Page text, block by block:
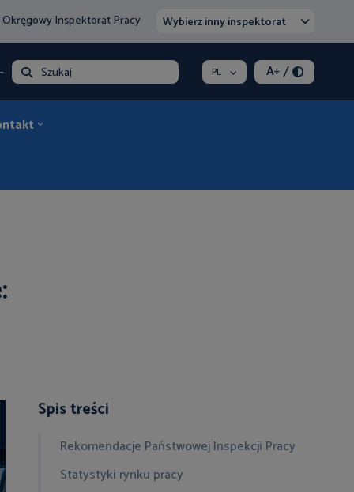
Inspektorat Pracy Wybierz inny inspektorat
Szukaj PL A+/
Spis treści
Rekomendacje Państwowej Inspekcji Pracy
Statystyki rynku pracy